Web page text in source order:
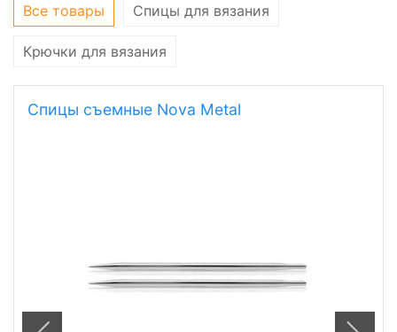
Все товары Спицы для вязания
Крючки для вязания
Спицы съемные Nova Metal